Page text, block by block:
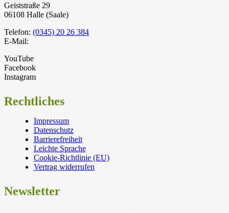
Geiststraße 29
06108 Halle (Saale)
Telefon: (0345) 20 26 384
E-Mail:
YouTube
Facebook
Instagram
Rechtliches
Impressum
Datenschutz
Barrierefreiheit
Leichte Sprache
Cookie-Richtlinie (EU)
Vertrag widerrufen
Newsletter